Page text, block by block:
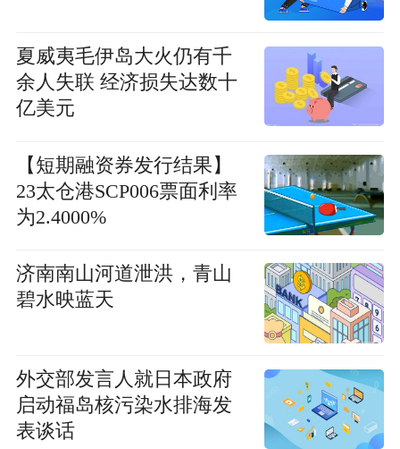
夏威夷毛伊岛大火仍有千
余人失联 经济损失达数十
亿美元
【短期融资券发行结果】
23太仓港SCP006票面利率
为2.4000%
济南南山河道泄洪，青山
碧水映蓝天
外交部发言人就日本政府
启动福岛核污染水排海发
表谈话